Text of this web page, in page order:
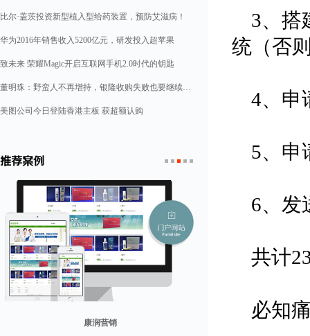
比尔·盖茨投资新型植入型给药装置，预防艾滋病！
华为2016年销售收入5200亿元，研发投入超苹果
致未来 荣耀Magic开启互联网手机2.0时代的钥匙
董明珠：野蛮人不再增持，银隆收购失败也要继续造格力汽车
美图公司今日登陆香港主板 获超额认购
推荐案例
康润营销
1 2
3、搭
统（否
4、申
5、申
6、发
共计
必知